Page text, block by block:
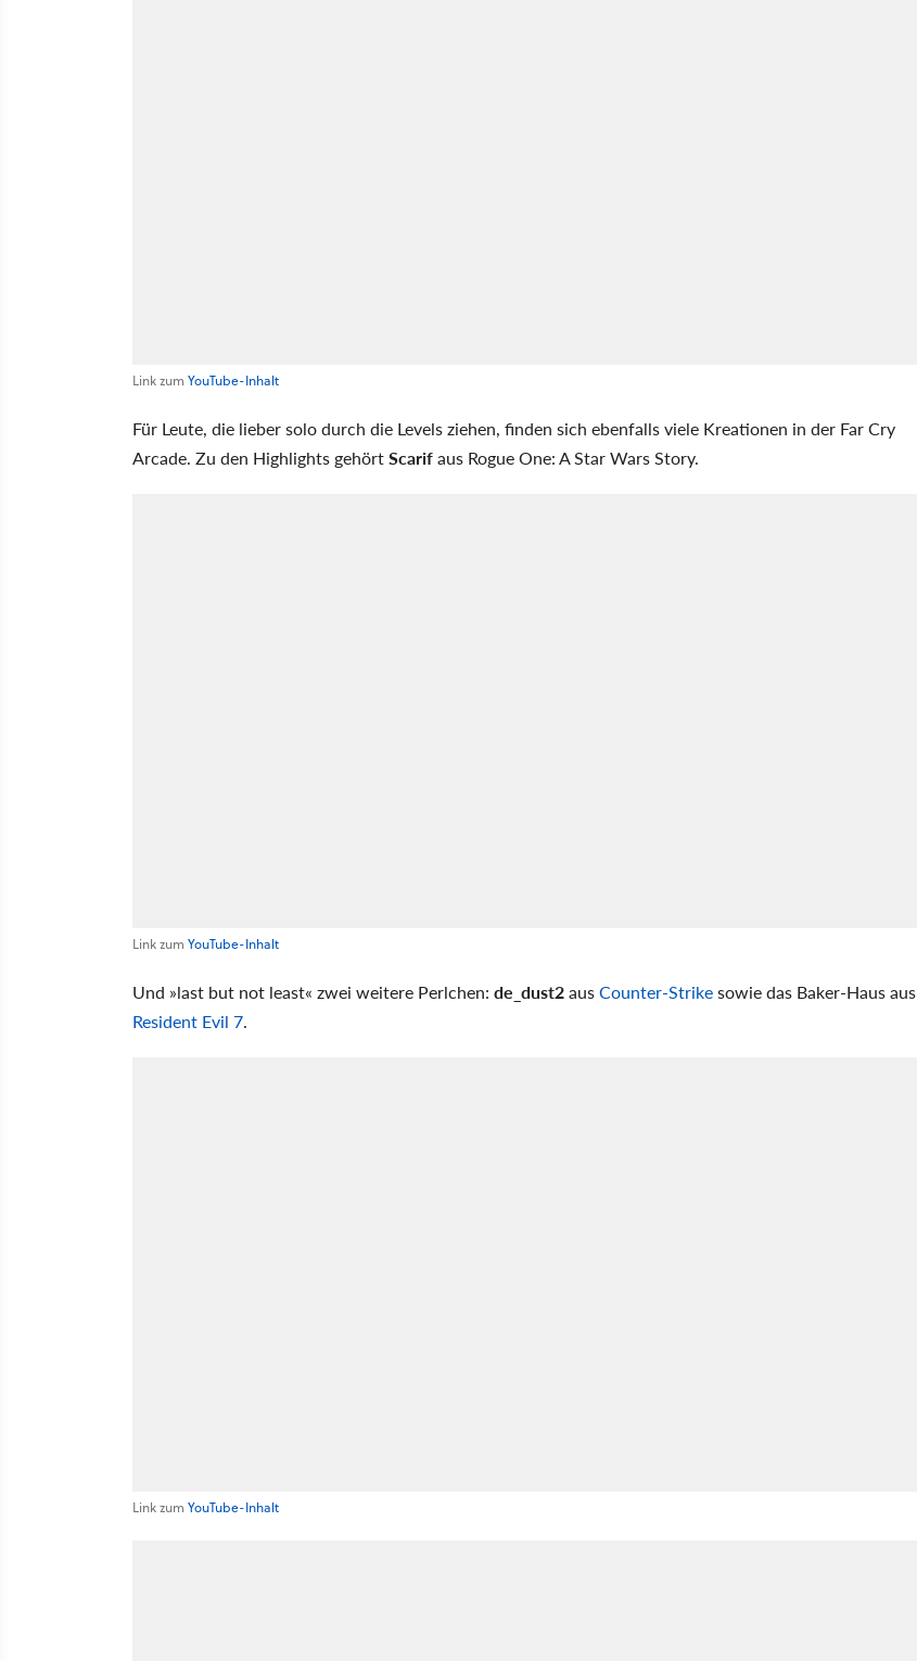
Link zum YouTube-Inhalt
Für Leute, die lieber solo durch die Levels ziehen, finden sich ebenfalls viele Kreationen in der Far Cry
Arcade. Zu den Highlights gehörtScarifaus Rogue One: A Star Wars Story.
Link zum YouTube-Inhalt
Und »last but not least« zwei weitere Perlchen: de_dust2ausCounter-Strikesowie das Baker-Haus aus
Resident Evil 7.
Link zum YouTube-Inhalt